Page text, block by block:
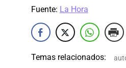
Fuente: La Hora
Temas relacionados: